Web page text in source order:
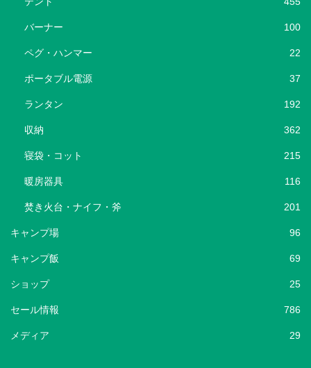
バーナー 100
ペグ・ハンマー 22
ポータブル電源 37
ランタン 192
収納 362
寝袋・コット 215
暖房器具 116
焚き火台・ナイフ・斧 201
キャンプ場 96
キャンプ飯 69
ショップ 25
セール情報 786
メディア 29